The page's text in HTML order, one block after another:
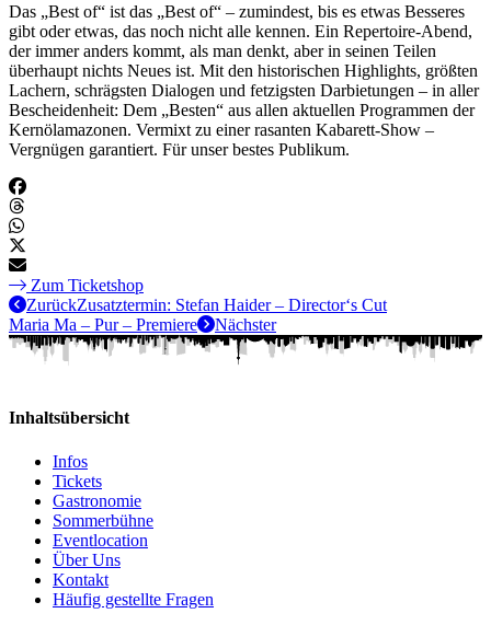
Das „Best of“ ist das „Best of“ – zumindest, bis es etwas Besseres
gibt oder etwas, das noch nicht alle kennen. Ein Repertoire-Abend,
der immer anders kommt, als man denkt, aber in seinen Teilen
überhaupt nichts Neues ist. Mit den historischen Highlights, größten
Lachern, schrägsten Dialogen und fetzigsten Darbietungen – in aller
Bescheidenheit: Dem „Besten“ aus allen aktuellen Programmen der
Kernölamazonen. Vermixt zu einer rasanten Kabarett-Show –
Vergnügen garantiert. Für unser bestes Publikum.
Zum Ticketshop
ZurückZusatztermin: Stefan Haider – Director‘s Cut
Maria Ma – Pur – Premiere
Nächster
Inhaltsübersicht
Infos
Tickets
Gastronomie
Sommerbühne
Eventlocation
Über Uns
Kontakt
Häufig gestellte Fragen